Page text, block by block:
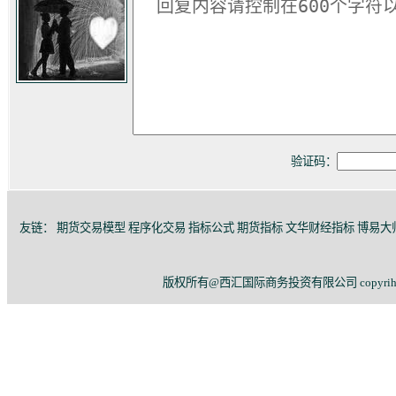
验证码：
友链： 期货交易模型 程序化交易 指标公式 期货指标 文华财经指标 博易大
版权所有@西汇国际商务投资有限公司